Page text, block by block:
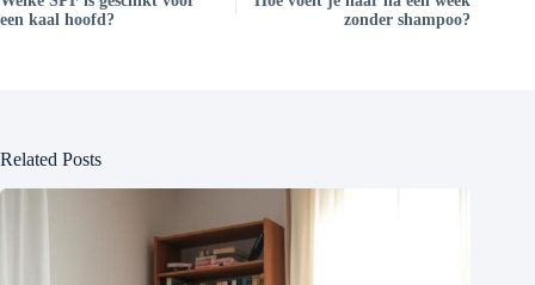
een kaal hoofd?
zonder shampoo?
Related Posts